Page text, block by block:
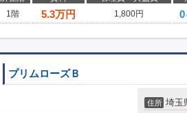
1階
5.3万円 1,800円 0
プリムローズＢ
住所 埼玉